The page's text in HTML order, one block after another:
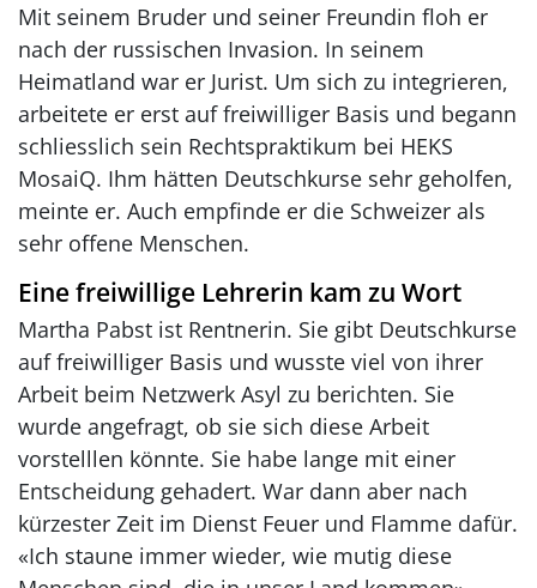
Mit seinem Bruder und seiner Freundin floh er
nach der russischen Invasion. In seinem
Heimatland war er Jurist. Um sich zu integrieren,
arbeitete er erst auf freiwilliger Basis und begann
schliesslich sein Rechtspraktikum bei HEKS
MosaiQ. Ihm hätten Deutschkurse sehr geholfen,
meinte er. Auch empfinde er die Schweizer als
sehr offene Menschen.
Eine freiwillige Lehrerin kam zu Wort
Martha Pabst ist Rentnerin. Sie gibt Deutschkurse
auf freiwilliger Basis und wusste viel von ihrer
Arbeit beim Netzwerk Asyl zu berichten. Sie
wurde angefragt, ob sie sich diese Arbeit
vorstelllen könnte. Sie habe lange mit einer
Entscheidung gehadert. War dann aber nach
kürzester Zeit im Dienst Feuer und Flamme dafür.
«Ich staune immer wieder, wie mutig diese